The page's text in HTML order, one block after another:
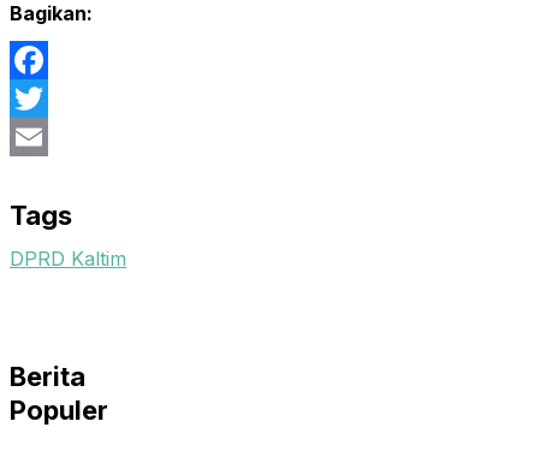
Bagikan:
Facebook
Twitter
Tags
DPRD Kaltim
Berita
Populer